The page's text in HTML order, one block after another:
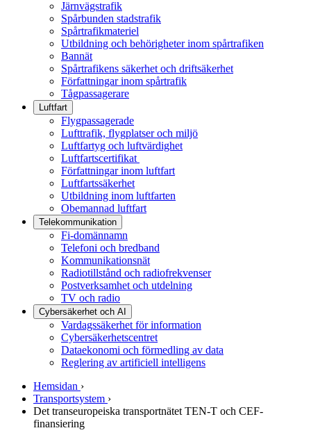
Järnvägstrafik
Spårbunden stadstrafik
Spårtrafikmateriel
Utbildning och behörigheter inom spårtrafiken
Bannät
Spårtrafikens säkerhet och driftsäkerhet
Författningar inom spårtrafik
Tågpassagerare
Luftfart
Flygpassagerade
Lufttrafik, flygplatser och miljö
Luftfartyg och luftvärdighet
Luftfartscertifikat
Författningar inom luftfart
Luftfartssäkerhet
Utbildning inom luftfarten
Obemannad luftfart
Telekommunikation
Fi-domännamn
Telefoni och bredband
Kommunikationsnät
Radiotillstånd och radiofrekvenser
Postverksamhet och utdelning
TV och radio
Cybersäkerhet och AI
Vardagssäkerhet för information
Cybersäkerhetscentret
Dataekonomi och förmedling av data
Reglering av artificiell intelligens
Hemsidan ›
Transportsystem ›
Det transeuropeiska transportnätet TEN-T och CEF-
finansiering